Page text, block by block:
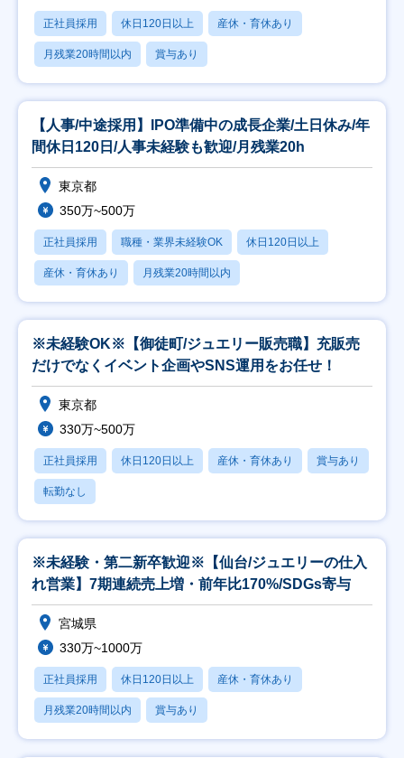
正社員採用 休日120日以上 産休・育休あり
月残業20時間以内 賞与あり
【人事/中途採用】IPO準備中の成長企業/土日休み/年
間休日120日/人事未経験も歓迎/月残業20h
東京都
350万~500万
正社員採用 職種・業界未経験OK 休日120日以上
産休・育休あり 月残業20時間以内
※未経験OK※【御徒町/ジュエリー販売職】充販売
だけでなくイベント企画やSNS運用をお任せ！
東京都
330万~500万
正社員採用 休日120日以上 産休・育休あり 賞与あり
転勤なし
※未経験・第二新卒歓迎※【仙台/ジュエリーの仕入
れ営業】7期連続売上増・前年比170%/SDGs寄与
宮城県
330万~1000万
正社員採用 休日120日以上 産休・育休あり
月残業20時間以内 賞与あり